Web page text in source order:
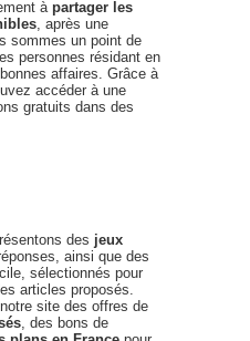
à partager les
, après une
sommes un point de
personnes résidant en
affaires. Grâce à
accéder à une
gratuits dans des
des jeux
ainsi que des
sélectionnés pour
articles proposés.
site des offres de
, des bons de